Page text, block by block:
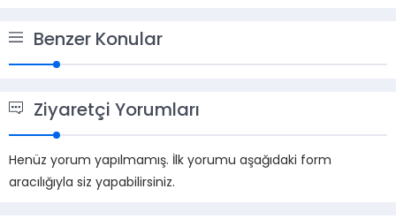
Benzer Konular
Ziyaretçi Yorumları
Henüz yorum yapılmamış. İlk yorumu aşağıdaki form
aracılığıyla siz yapabilirsiniz.